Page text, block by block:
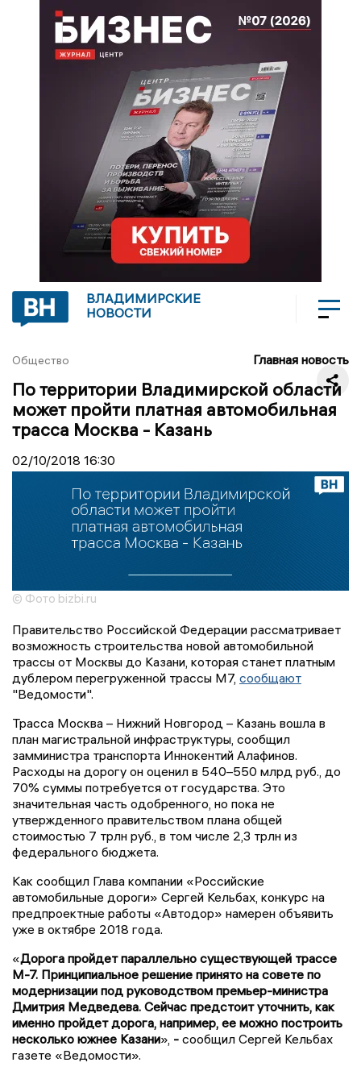
ВЛАДИМИРСКИЕ
НОВОСТИ
Общество Главная новость
По территории Владимирской области
может пройти платная автомобильная
трасса Москва - Казань
02/10/2018 16:30
© Фото bizbi.ru
Правительство Российской Федерации рассматривает
возможность строительства новой автомобильной
трассы от Москвы до Казани, которая станет платным
дублером перегруженной трассы М7, сообщают
"Ведомости".
Трасса Москва – Нижний Новгород – Казань вошла в
план магистральной инфраструктуры, сообщил
замминистра транспорта Иннокентий Алафинов.
Расходы на дорогу он оценил в 540–550 млрд руб., до
70% суммы потребуется от государства. Это
значительная часть одобренного, но пока не
утвержденного правительством плана общей
стоимостью 7 трлн руб., в том числе 2,3 трлн из
федерального бюджета.
Как сообщил Глава компании «Российские
автомобильные дороги» Сергей Кельбах, конкурс на
предпроектные работы «Автодор» намерен объявить
уже в октябре 2018 года.
«Дорога пройдет параллельно существующей трассе
М-7. Принципиальное решение принято на совете по
модернизации под руководством премьер-министра
Дмитрия Медведева. Сейчас предстоит уточнить, как
именно пройдет дорога, например, ее можно построить
несколько южнее Казани», - сообщил Сергей Кельбах
газете «Ведомости».